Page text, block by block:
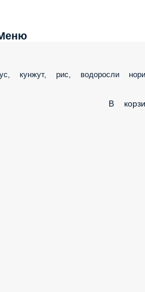
кунжут, рис, водоросли нори
В